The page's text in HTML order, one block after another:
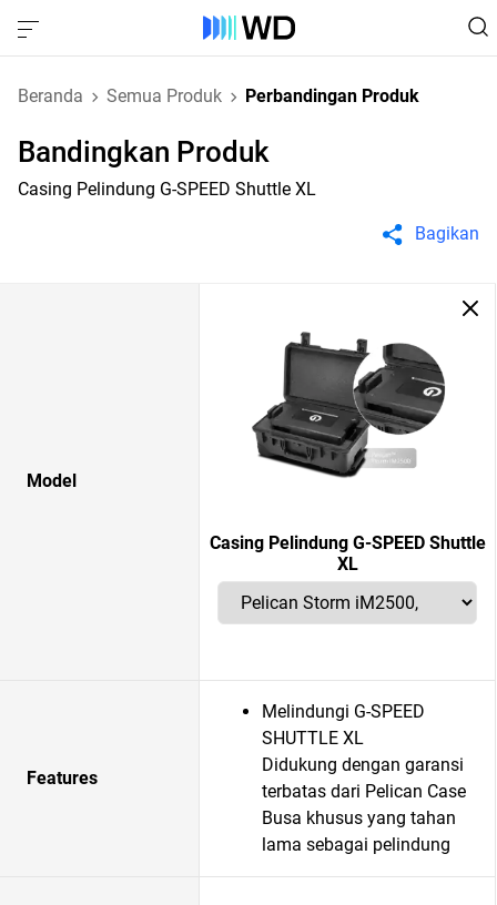
Beranda Semua Produk Perbandingan Produk
Bandingkan Produk
Casing Pelindung G-SPEED Shuttle XL
Bagikan
Model
Casing Pelindung G-SPEED Shuttle
XL
Features
Melindungi G-SPEED
SHUTTLE XL
Didukung dengan garansi
terbatas dari Pelican Case
Busa khusus yang tahan
lama sebagai pelindung